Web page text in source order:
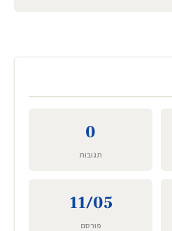
0
תגובות
11/05
פורסם